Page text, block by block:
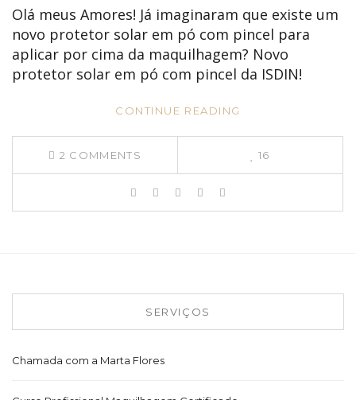
Olá meus Amores! Já imaginaram que existe um
novo protetor solar em pó com pincel para
aplicar por cima da maquilhagem? Novo
protetor solar em pó com pincel da ISDIN!
CONTINUE READING
2 COMMENTS 16
SERVIÇOS
Chamada com a Marta Flores